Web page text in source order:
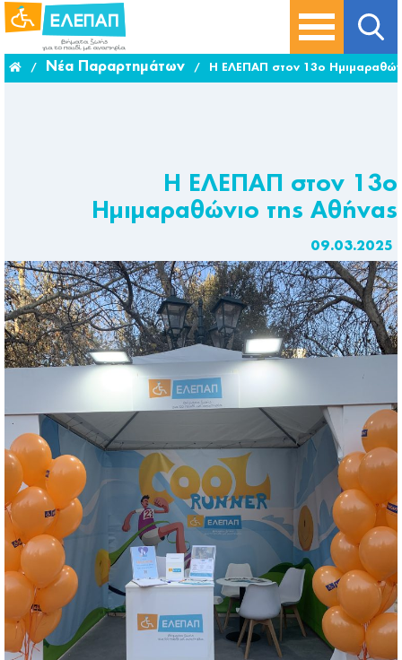
/ Νέα Παραρτημάτων / Η ΕΛΕΠΑΠ στον 13ο
Η ΕΛΕΠΑΠ στον 13ο
Ημιμαραθώνιο της Αθήνας
09.03.2025